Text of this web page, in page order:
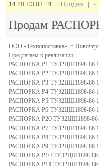
14:20 03.03.14 | Продам | -
Продам
ООО «Технопоставка», г.
Предлагаем к реализации:
РАСПОРКА Р1 ТУ32ЦШ1898-86
РАСПОРКА Р2 ТУ32ЦШ1898-86
РАСПОРКА Р3 ТУ32ЦШ1898-86
РАСПОРКА Р4 ТУ32ЦШ1898-86
РАСПОРКА Р5 ТУ32ЦШ1898-86
РАСПОРКА Р6 ТУ32ЦШ1898-86
РАСПОРКА Р20 ТУ32ЦШ1898-86
РАСПОРКА Р7 ТУ32ЦШ1898-86
РАСПОРКА Р8 ТУ32ЦШ1898-86
РАСПОРКА Р9 ТУ32ЦШ1898-86
РАСПОРКА Р10 ТУ32ЦШ1898-86
РАСПОРКА Р11 ТУ32ЦШ1898-86